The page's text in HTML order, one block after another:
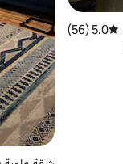
متوسط التقييم 5.0 من 5، 56 مراجعات
5.0 (56)